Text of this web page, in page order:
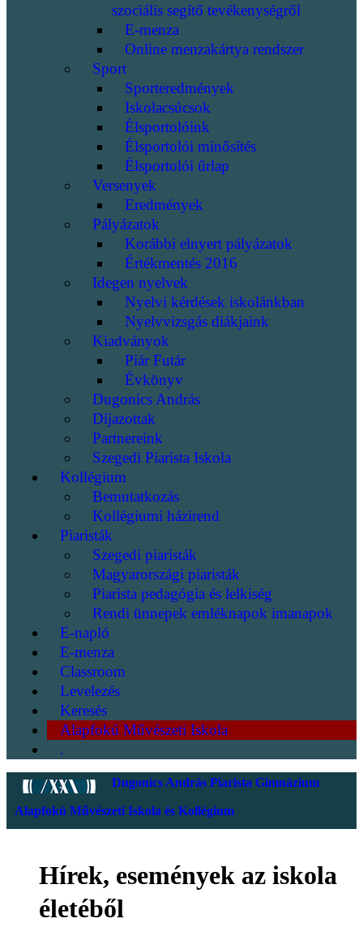
szociális segítő tevékenységről
E-menza
Online menzakártya rendszer
Sport
Sporteredmények
Iskolacsúcsok
Élsportolóink
Élsportolói minősítés
Élsportolói űrlap
Versenyek
Eredmények
Pályázatok
Korábbi elnyert pályázatok
Értékmentés 2016
Idegen nyelvek
Nyelvi kérdések iskolánkban
Nyelvvizsgás diákjaink
Kiadványok
Piár Futár
Évkönyv
Dugonics András
Díjazottak
Partnereink
Szegedi Piarista Iskola
Kollégium
Bemutatkozás
Kollégiumi házirend
Piaristák
Szegedi piaristák
Magyarországi piaristák
Piarista pedagógia és lelkiség
Rendi ünnepek emléknapok imanapok
E-napló
E-menza
Classroom
Levelezés
Keresés
Alapfokú Művészeti Iskola
.
Dugonics András Piarista Gimnázium
Alapfokú Művészeti Iskola és Kollégium
Hírek, események az iskola
életéből